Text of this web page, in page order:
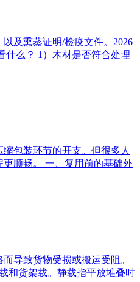
及熏蒸证明/检疫文件。2026
什么？ 1）木材是否符合处理
包装环节的开支。但很多人
顺畅。 一、复用前的基础外
导致货物受损或搬运受阻。
和货架载。静载指平放堆叠时